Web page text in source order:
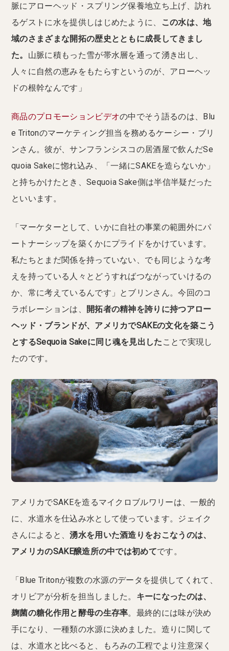
脈にアローヘッド・スプリング保養地立ち上げ、訪れ
るゲストに水を提供しはじめたように、
この水は、地
域のさまざまな開拓の歴史とともに成長してきまし
た。 山脈に積もった雪が帯水層を通って湧き出し、
人々に自然の恵みをもたらすというのが、アローヘッ
ドの根幹なんです」
商品のプロモーションビデオの中でそう語るのは、Blu
e Tritonのマーケティング担当を務めるケーシー・ブリ
ンさん。彼が、サンフランシスコの居酒屋で飲んだSe
quoia Sakeに惚れ込み、「一緒にSAKEを造らないか」
と持ちかけたとき、Sequoia Sake側は半信半疑だった
といいます。
「マーケターとして、いかに自社の事業の範囲外にパ
ートナーシップを築くかにプライドをかけています。
私たちとまだ関係を持っていない、でも同じような考
えを持っている人々とどうすればつながっていけるの
か、常に考えているんです」とブリンさん。今回のコ
ラボレーションは、
開拓者の精神を誇りに持つアロー
ヘッド・ブランドが、アメリカでSAKEの文化を築こう
とするSequoia Sakeに同じ魂を見出した ことで実現し
たのです。
アメリカでSAKEを造るマイクロブルワリーは、一般的
に、水道水を仕込み水として使っています。ジェイク
さんによると、湧水を用いた酒造りをおこなうのは、
アメリカのSAKE醸造所の中では初めてです。
「Blue Tritonが複数の水源のデータを提供してくれて、
オリビアが分析を担当しました。 キーになったのは、
麹菌の糖化作用と酵母の生存率。最終的には味が決め
手になり、一種類の水源に決めました。造りに関して
は、水道水と比べると、もろみの工程でより注意深く